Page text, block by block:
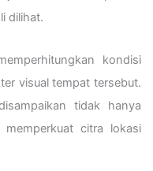
dilihat.
kondisi
visual tempat tersebut.
tidak hanya
citra lokasi